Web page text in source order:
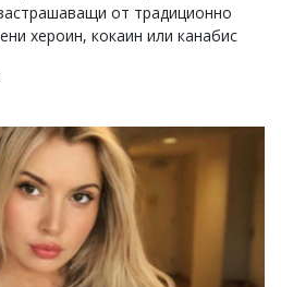
от традиционно
хероин, кокаин или канабис